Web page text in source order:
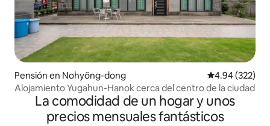
Pensión en Nohyŏng-dong Calificación
4.94 (322)
Alojamiento Yugahun-Hanok cerca del centro de la ciudad
La comodidad de un hogar y unos
precios mensuales fantásticos